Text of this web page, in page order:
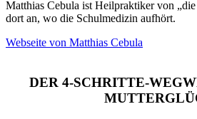
Matthias Cebula ist Heilpraktiker von
dort an, wo die Schulmedizin aufhört.
Webseite von Matthias Cebula
DER 4-SCHRITTE-